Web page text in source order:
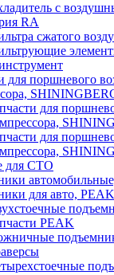
с
RA
сжатого
для поршневого
для
для
для СТО
для авто,
PEAK